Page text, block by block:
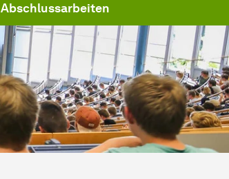
Abschlussarbeiten